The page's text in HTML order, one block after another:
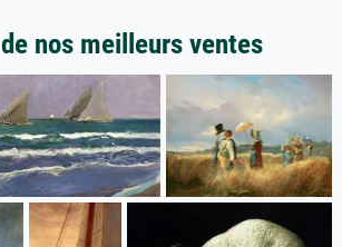
nos meilleurs ventes